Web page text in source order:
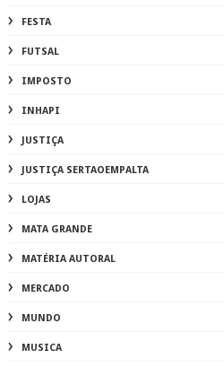
FESTA
FUTSAL
IMPOSTO
INHAPI
JUSTIÇA
JUSTIÇA SERTAOEMPALTA
LOJAS
MATA GRANDE
MATÉRIA AUTORAL
MERCADO
MUNDO
MUSICA